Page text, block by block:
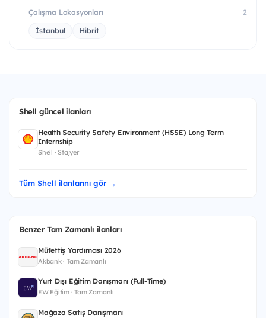
Çalışma Lokasyonları 2
İstanbul Hibrit
Shell güncel ilanları
Health Security Safety Environment (HSSE) Long Term
Internship
Shell · Stajyer
Tüm Shell ilanlarını gör →
Benzer Tam Zamanlı ilanları
Müfettiş Yardımcısı 2026
Akbank · Tam Zamanlı
Yurt Dışı Eğitim Danışmanı (Full-Time)
EW Eğitim · Tam Zamanlı
Mağaza Satış Danışmanı